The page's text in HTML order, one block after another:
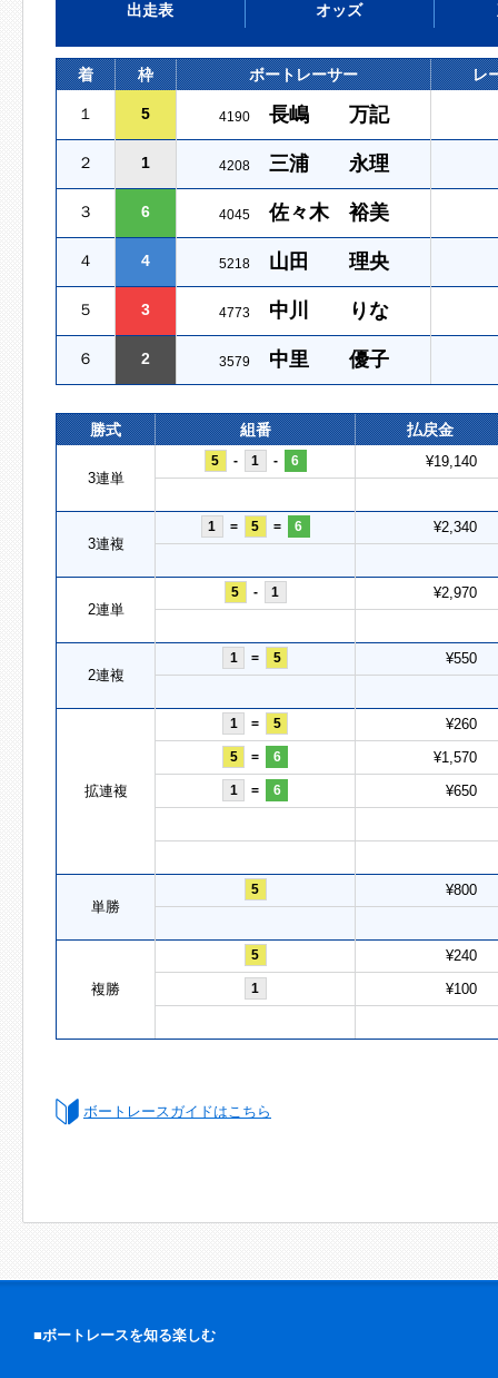
出走表 オッズ
着 枠 ボートレーサー レ
１ 5 4190 長嶋 万記
２ 1 4208 三浦 永理
３ 6 4045 佐々木 裕美
４ 4 5218 山田 理央
５ 3 4773 中川 りな
６ 2 3579 中里 優子
勝式 組番 払戻金
3連単
5 - 1 - 6 ¥19,140
3連複
1 = 5 = 6 ¥2,340
2連単
5 - 1 ¥2,970
2連複
1 = 5 ¥550
拡連複
1 = 5 ¥260
5 = 6 ¥1,570
1 = 6 ¥650
単勝
5 ¥800
複勝
5 ¥240
1 ¥100
ボートレースガイドはこちら
■ボートレースを知る楽しむ